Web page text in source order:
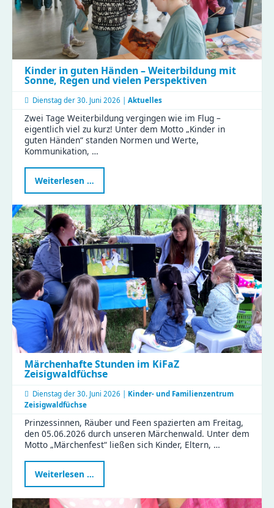
Kinder in guten Händen – Weiterbildung mit
Sonne, Regen und vielen Perspektiven
Dienstag der 30. Juni 2026 | Aktuelles
Zwei Tage Weiterbildung vergingen wie im Flug –
eigentlich viel zu kurz! Unter dem Motto „Kinder in
guten Händen“ standen Normen und Werte,
Kommunikation, …
Weiterlesen …
in
Händen
–
Weiterbildung
mit
Sonne,
Regen
und
vielen
Perspektiven
Märchenhafte Stunden im KiFaZ
Zeisigwaldfüchse
Dienstag der 30. Juni 2026 | Kinder- und Familienzentrum
Zeisigwaldfüchse
Prinzessinnen, Räuber und Feen spazierten am Freitag,
den 05.06.2026 durch unseren Märchenwald. Unter dem
Motto „Märchenfest“ ließen sich Kinder, Eltern, …
Weiterlesen …
Stunden
im